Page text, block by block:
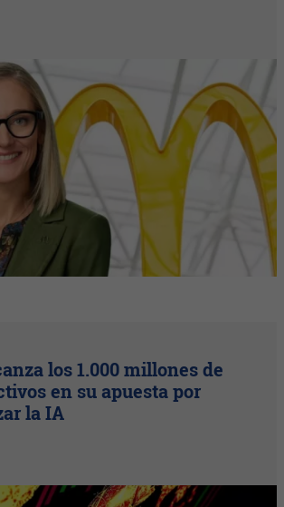
los 1.000 millones de
en su apuesta por
la IA